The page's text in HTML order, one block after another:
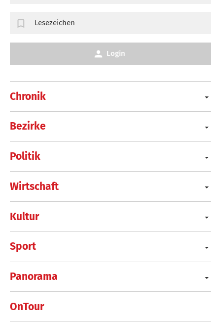
Chronik
Bezirke
Politik
Wirtschaft
Kultur
Sport
Panorama
OnTour
Lesezeichen
Login